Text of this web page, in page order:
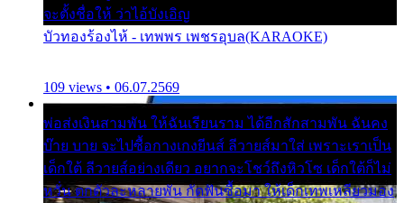
จะตั้งชื่อให้ ว่าไอ้บังเอิญ
บัวทองร้องไห้ - เทพพร เพชรอุบล(KARAOKE)
109 views • 06.07.2569
พ่อส่งเงินสามพัน ให้ฉันเรียนราม ได้อีกสักสามพัน ฉันคง
บ๊าย บาย จะไปซื้อกางเกงยีนส์ ลีวายส์มาใส่ เพราะเราเป็น
เด็กใต้ ลีวายส์อย่างเดียว อยากจะโชว์ถึงหิวโซ เด็กใต้ก็ไม่
หวั่น ตกตัวละหลายพัน กัดฟันซื้อมา ให้เด็กเทพเหลียวมอง